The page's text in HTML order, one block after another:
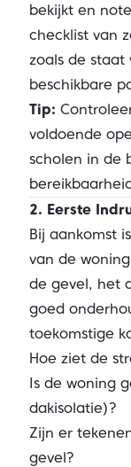
bekijkt en
checklist van
zoals de
beschikbare
Tip:
voldoende
scholen in de
2. Eerste
Bij aankomst
van de
de gevel, het
goed
toekomstige
Hoe ziet de
Is de woning
dakisolatie)?
Zijn er
gevel?